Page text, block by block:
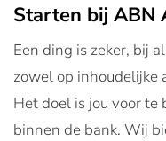
Starten bij ABN
Een ding is zeker, bij
zowel op inhoudelijke
Het doel is jou voor
binnen de bank. Wij